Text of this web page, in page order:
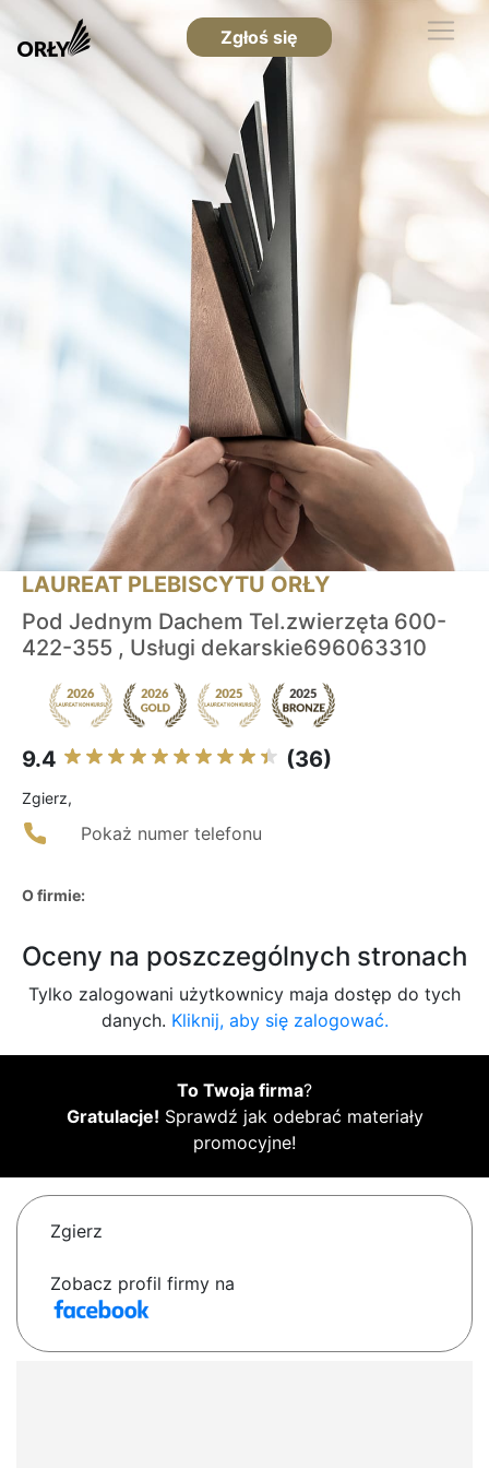
Zgłoś się
LAUREAT PLEBISCYTU ORŁY
Pod Jednym Dachem Tel.zwierzęta 600-
422-355 , Usługi dekarskie696063310
9.4 (36)
Zgierz,
Pokaż numer telefonu
O firmie:
Oceny na poszczególnych stronach
Tylko zalogowani użytkownicy maja dostęp do tych
danych. Kliknij, aby się zalogować.
To Twoja firma?
Gratulacje! Sprawdź jak odebrać materiały
promocyjne!
Zgierz
Zobacz profil firmy na